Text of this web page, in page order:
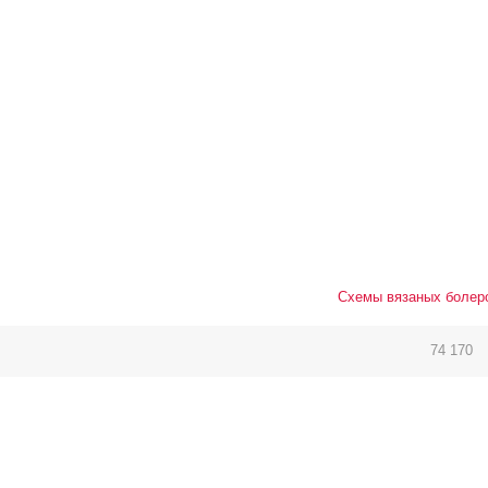
Схемы вязаных
74 170